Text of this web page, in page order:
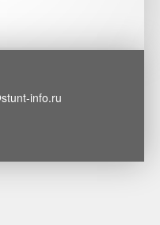
info.ru